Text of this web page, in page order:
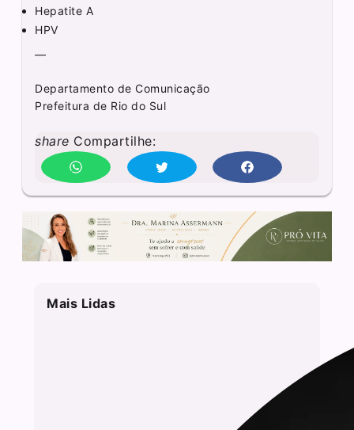
Hepatite A
HPV
—
Departamento de Comunicação
Prefeitura de Rio do Sul
share Compartilhe:
Mais Lidas